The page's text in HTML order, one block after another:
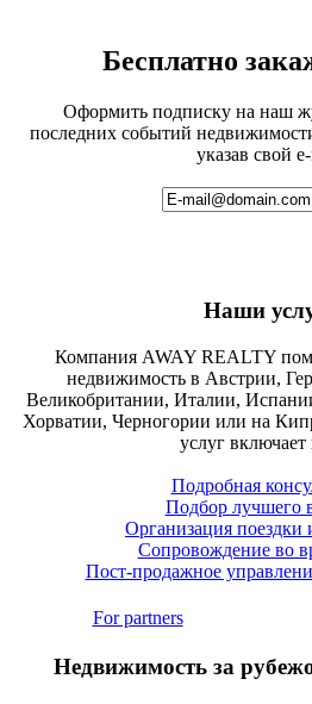
Бесплатно
Оформить подписку на наш
последних событий
указав свой
Наши
Компания AWAY REALTY
недвижимость в Австрии,
Великобритании, Италии,
Хорватии, Черногории или на
услуг включает
Подробная
Подбор лучшего
Организация поездки
Сопровождение во
Пост-продажное
For partners
Недвижимость за